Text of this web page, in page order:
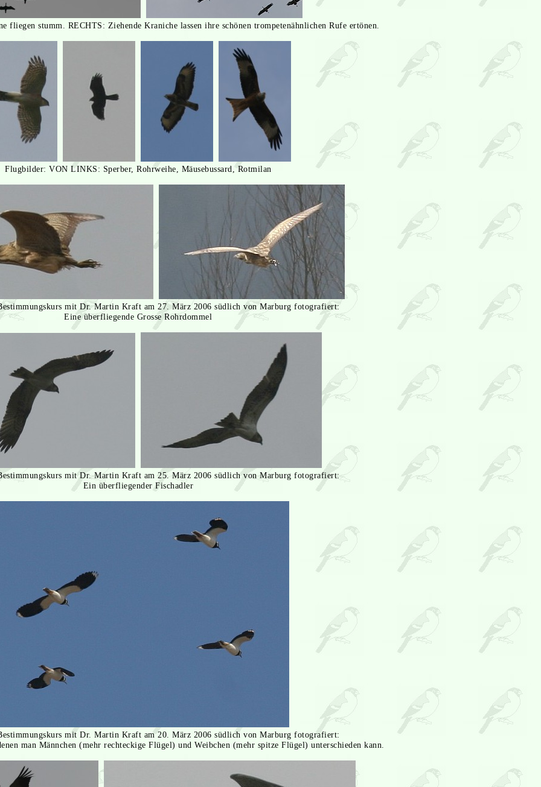
fliegen stumm. RECHTS: Ziehende Kraniche lassen ihre schönen trompetenähnlichen Rufe ertönen.
Flugbilder: VON LINKS: Sperber, Rohrweihe, Mäusebussard, Rotmilan
mit Dr. Martin Kraft am 27. März 2006 südlich von Marburg fotografiert:
Eine überfliegende Grosse Rohrdommel
mit Dr. Martin Kraft am 25. März 2006 südlich von Marburg fotografiert:
Ein überfliegender Fischadler
mit Dr. Martin Kraft am 20. März 2006 südlich von Marburg fotografiert:
man Männchen (mehr rechteckige Flügel) und Weibchen (mehr spitze Flügel) unterschieden kann.